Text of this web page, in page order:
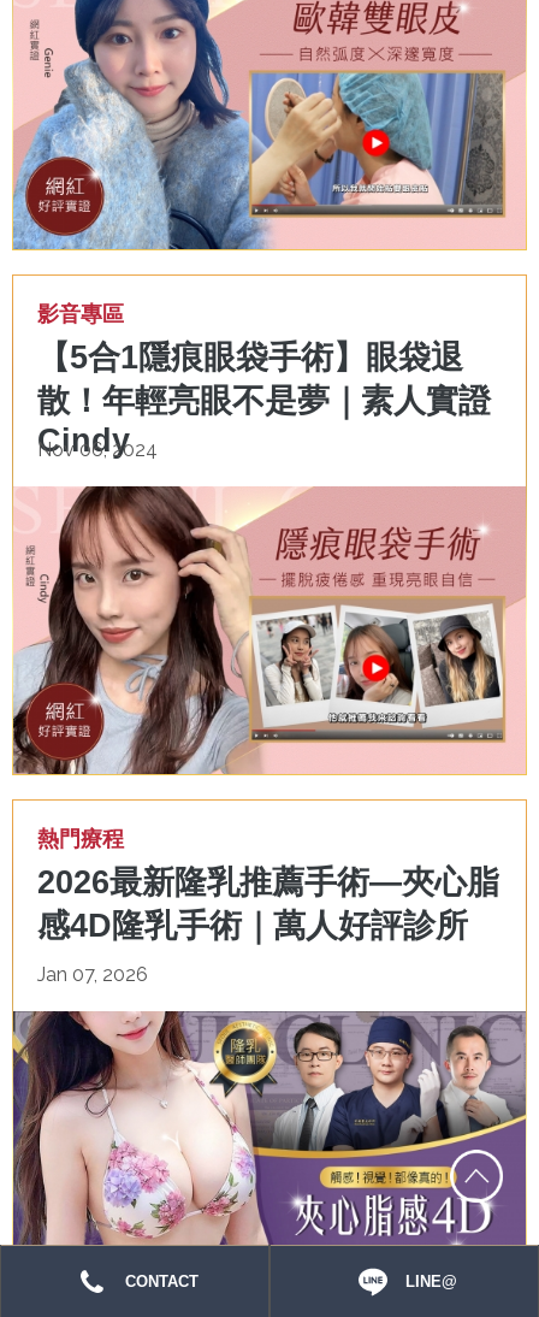
CONTACT LINE@
影音專區
【5合1隱痕眼袋手術】眼袋退
散！年輕亮眼不是夢｜素人實證
Cindy
Nov 06, 2024
熱門療程
2026最新隆乳推薦手術—夾心脂
感4D隆乳手術｜萬人好評診所
Jan 07, 2026